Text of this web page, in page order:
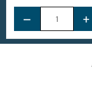
− +